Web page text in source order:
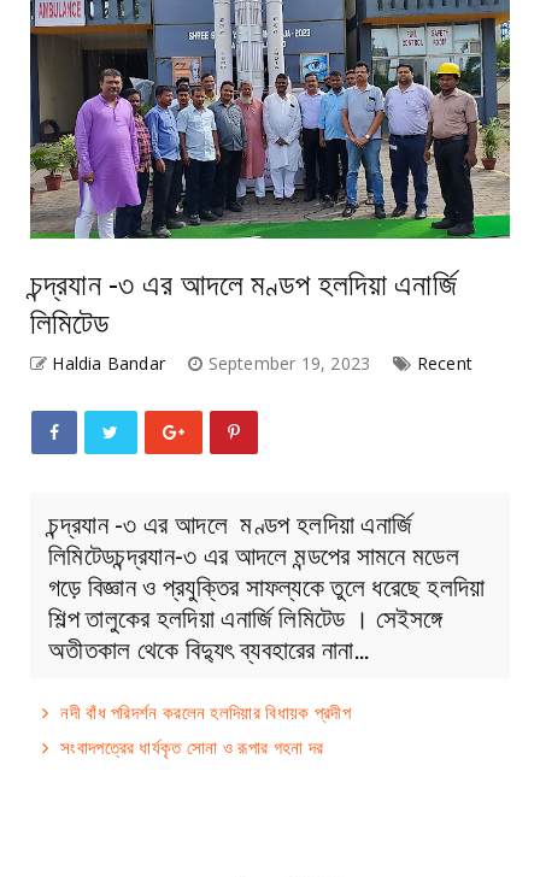
চন্দ্রযান -৩ এর আদলে মণ্ডপ হলদিয়া এনার্জি
লিমিটেড
Haldia Bandar September 19, 2023 Recent
চন্দ্রযান -৩ এর আদলে মণ্ডপ হলদিয়া এনার্জি
লিমিটেডচন্দ্রযান-৩ এর আদলে মন্ডপের সামনে মডেল
গড়ে‌ বিজ্ঞান ও প্রযুক্তির সাফল্যকে তুলে ধরেছে হলদিয়া
শিল্প তালুকের হলদিয়া এনার্জি লিমিটেড । সেইসঙ্গে
অতীতকাল থেকে বিদ্যুৎ ব্যবহারের নানা…
নদী বাঁধ পরিদর্শন করলেন হলদিয়ার বিধায়ক প্রদীপ
সংবাদপত্রের ধার্যকৃত সোনা ও রূপার গহনা দর